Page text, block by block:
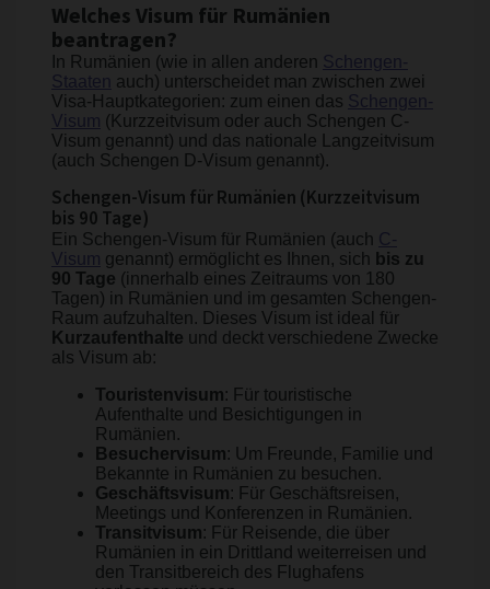
Welches Visum für Rumänien
beantragen?
In Rumänien (wie in allen anderen Schengen-
Staaten
auch) unterscheidet man zwischen zwei
Visa-Hauptkategorien: zum einen das Schengen-
Visum (Kurzzeitvisum oder auch Schengen C-
Visum genannt) und das nationale Langzeitvisum
(auch Schengen D-Visum genannt).
Schengen-Visum für Rumänien (Kurzzeitvisum
bis 90 Tage)
Ein Schengen-Visum für Rumänien (auch C-
Visum genannt) ermöglicht es Ihnen, sich bis zu
90 Tage (innerhalb eines Zeitraums von 180
Tagen) in Rumänien und im gesamten Schengen-
Raum aufzuhalten. Dieses Visum ist ideal für
Kurzaufenthalte und deckt verschiedene Zwecke
als Visum ab:
Touristenvisum: Für touristische
Aufenthalte und Besichtigungen in
Rumänien.
Besuchervisum: Um Freunde, Familie und
Bekannte in Rumänien zu besuchen.
Geschäftsvisum: Für Geschäftsreisen,
Meetings und Konferenzen in Rumänien.
Transitvisum: Für Reisende, die über
Rumänien in ein Drittland weiterreisen und
den Transitbereich des Flughafens